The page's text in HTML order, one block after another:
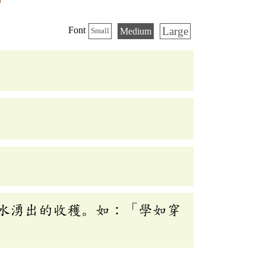
Font Small Medium Large
湧出的收穫。如：「學如穿